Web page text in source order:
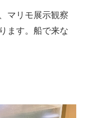
マリモ展示観察
ます。船で来な